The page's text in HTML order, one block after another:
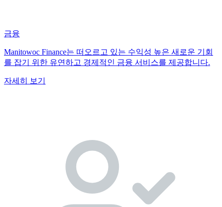
금융
Manitowoc Finance는 떠오르고 있는 수익성 높은 새로운 기회
를 잡기 위한 유연하고 경제적인 금융 서비스를 제공합니다.
자세히 보기